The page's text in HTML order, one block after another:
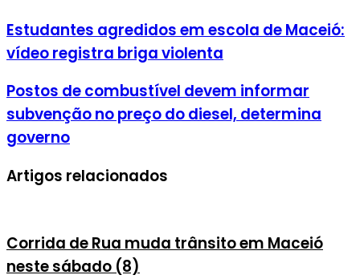
Estudantes agredidos em escola de Maceió:
vídeo registra briga violenta
Postos de combustível devem informar
subvenção no preço do diesel, determina
governo
Artigos relacionados
Corrida de Rua muda trânsito em Maceió
neste sábado (8)